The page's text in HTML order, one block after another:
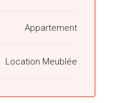
Appartement
Location Meublée